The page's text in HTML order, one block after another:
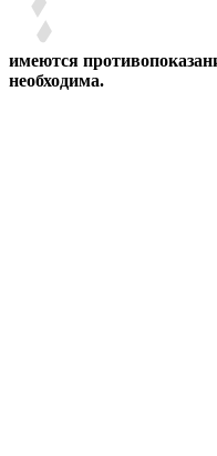
имеются
необходима.